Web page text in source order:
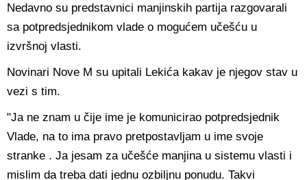
Nedavno su predstavnici manjinskih partija razgovarali
sa potpredsjednikom vlade o mogućem učešću u
izvršnoj vlasti.
Novinari Nove M su upitali Lekića kakav je njegov stav u
vezi s tim.
"Ja ne znam u čije ime je komunicirao potpredsjednik
Vlade, na to ima pravo pretpostavljam u ime svoje
stranke . Ja jesam za učešće manjina u sistemu vlasti i
mislim da treba dati jednu ozbiljnu ponudu. Takvi